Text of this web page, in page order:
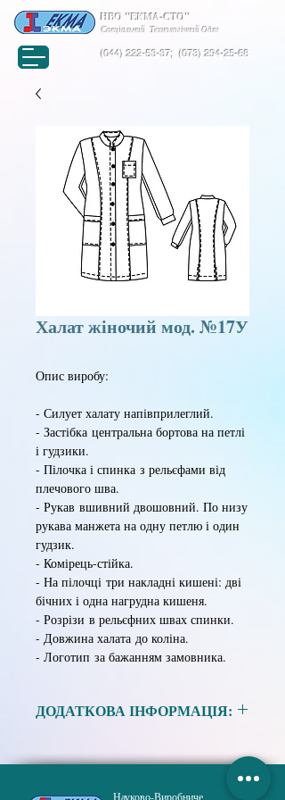
(044) 222-53-37;(073) 294-25-68
НВО "ЕКМА-СТО"
Спеціальний Технологічний Одяг
Халат жіночий мод. №17У
Опис виробу:
- Силует халату напівприлеглий.
- Застібка центральна бортова на петлі
і гудзики.
- Пілочка і спинка з рельєфами від
плечового шва.
- Рукав вшивний двошовний. По низу
рукава манжета на одну петлю і один
гудзик.
- Комірець-стійка.
- На пілочці три накладні кишені: дві
бічних і одна нагрудна кишеня.
- Розрізи в рельєфних швах спинки.
- Довжина халата до коліна.
- Логотип за бажанням замовника.
ДОДАТКОВА ІНФОРМАЦІЯ:
асортименті.
Науково-Виробниче